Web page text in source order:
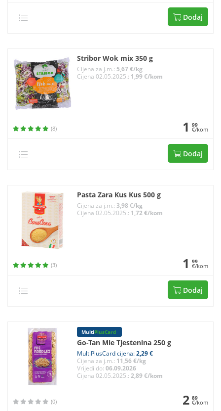
Dodaj
Stribor Wok mix 350 g
Cijena za j.m.: 5,67 €/kg
Cijena 02.05.2025.: 1,99 €/kom
(8) 1 99
€/kom
Dodaj
Pasta Zara Kus Kus 500 g
Cijena za j.m.: 3,98 €/kg
Cijena 02.05.2025.: 1,72 €/kom
(3) 1 99
€/kom
Dodaj
MultiPlusCard
Go-Tan Mie Tjestenina 250 g
MultiPlusCard cijena:2,29 €
Cijena za j.m.: 11,56 €/kg
Vrijedi do: 06.09.2026
Cijena 02.05.2025.: 2,89 €/kom
(0) 2 89
€/kom